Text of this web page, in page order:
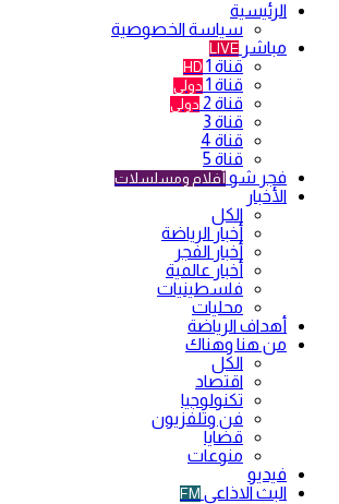
الرئيسية
سياسة الخصوصية
مباشر LIVE
قناة 1 HD
قناة 1 دولي
قناة 2 دولي
قناة 3
قناة 4
قناة 5
فجر شو أفلام ومسلسلات
الأخبار
الكل
أخبار الرياضة
أخبار الفجر
أخبار عالمية
فلسطينيات
محليات
أهداف الرياضة
من هنا وهناك
الكل
اقتصاد
تكنولوجيا
فن وتلفزيون
قضايا
منوعات
فيديو
البث الاذاعي FM